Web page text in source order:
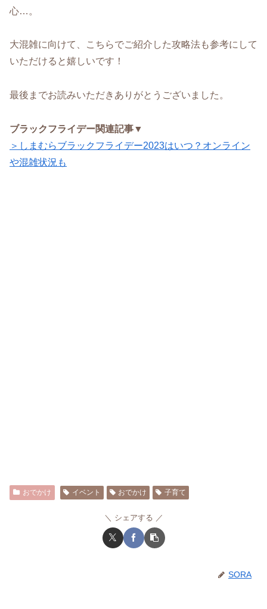
心…。
大混雑に向けて、こちらでご紹介した攻略法も参考にして
いただけると嬉しいです！
最後までお読みいただきありがとうございました。
ブラックフライデー関連記事▼
＞しまむらブラックフライデー2023はいつ？オンライン
や混雑状況も
おでかけ イベント おでかけ 子育て
シェアする
SORA